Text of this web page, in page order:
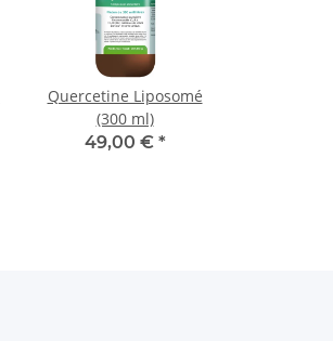
Quercetine Liposomé
(300 ml)
49,00 € *